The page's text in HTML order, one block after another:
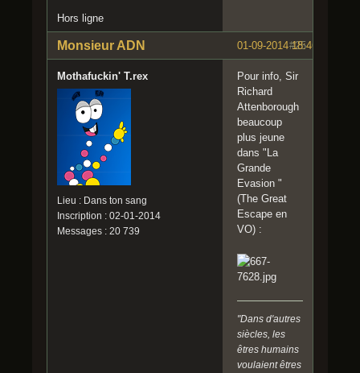
Hors ligne
#25
01-09-2014 18:46:48
Monsieur ADN
Mothafuckin' T.rex
Lieu : Dans ton sang
Inscription : 02-01-2014
Messages : 20 739
Pour info, Sir
Richard
Attenborough
beaucoup
plus jeune
dans "La
Grande
Evasion "
(The Great
Escape en
VO) :
"Dans d'autres
siècles, les
êtres humains
voulaient êtres